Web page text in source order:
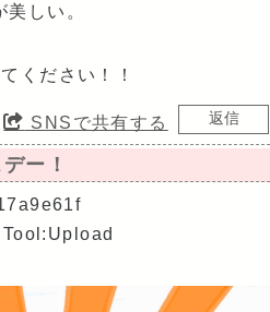
しい。
ください！！
SNSで共有する
ー！
Tool:Upload